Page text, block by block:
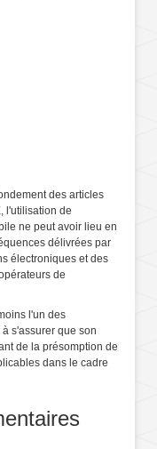
des articles
l'utilisation de
ne peut avoir lieu en
délivrées par
électroniques et des
de
l'un des
s'assurer que son
de la présomption de
dans le cadre